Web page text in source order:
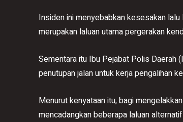
​Insiden ini menyebabkan kesesakan
merupakan laluan utama pergerakan
Sementara itu Ibu Pejabat Polis Daerah
penutupan jalan untuk kerja pengalihan
​Menurut kenyataan itu, bagi
mencadangkan beberapa laluan